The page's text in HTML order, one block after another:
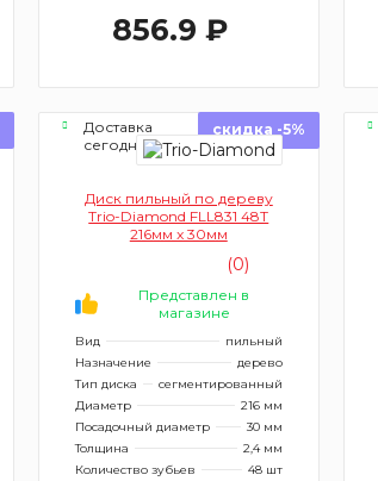
856.9 ₽
Доставка
сегодня
скидка -5%
Диск пильный по дереву
Trio-Diamond FLL831 48Т
216мм x 30мм
(0)
Представлен в
магазине
Вид
пильный
Назначение
дерево
Тип диска
сегментированный
Диаметр
216 мм
Посадочный диаметр
30 мм
Толщина
2,4 мм
Количество зубьев
48 шт